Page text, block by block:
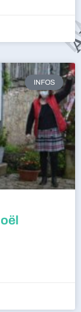
INFOS